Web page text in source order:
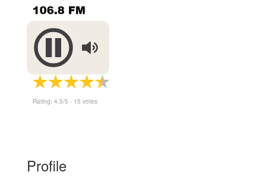
Rating: 4.5/5 - 15 votes
Profile